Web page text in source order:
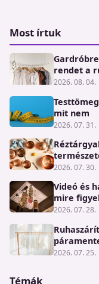
Most írtuk
rendet a
2026. 08. 04.
mit nem
2026. 07. 31.
2026. 07. 30.
Videó és
mire
2026. 07. 28.
2026. 07. 25.
Témák